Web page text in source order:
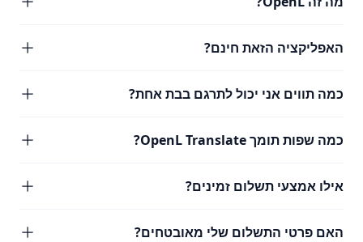
האפליקציה הזאת חינם?
כמה תווים אני יכול לתרגם בבת אחת?
כמה שפות תומך OpenL Translate?
אילו אמצעי תשלום זמינים?
האם פרטי התשלום שלי מאובטחים?